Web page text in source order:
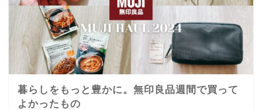
暮らしをもっと豊かに。無印良品週間で買って
よかったもの